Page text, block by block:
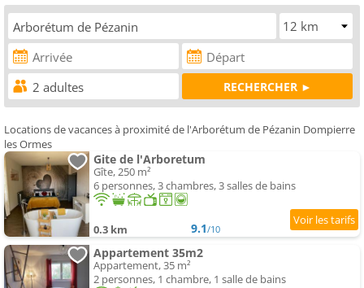
Locations de vacances à proximité de l'Arborétum de Pézanin Dompierre
les Ormes
Gite de l'Arboretum
Gîte, 250 m²
6 personnes, 3 chambres, 3 salles de bains
0.3 km 9.1/10
Appartement 35m2
Appartement, 35 m²
2 personnes, 1 chambre, 1 salle de bains